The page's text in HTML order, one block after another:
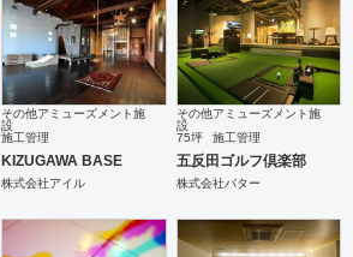
その他アミューズメント施
設
施工管理
KIZUGAWA BASE
株式会社アイル
その他アミューズメント施
設
75坪
施工管理
五反田ゴルフ倶楽部
株式会社バター